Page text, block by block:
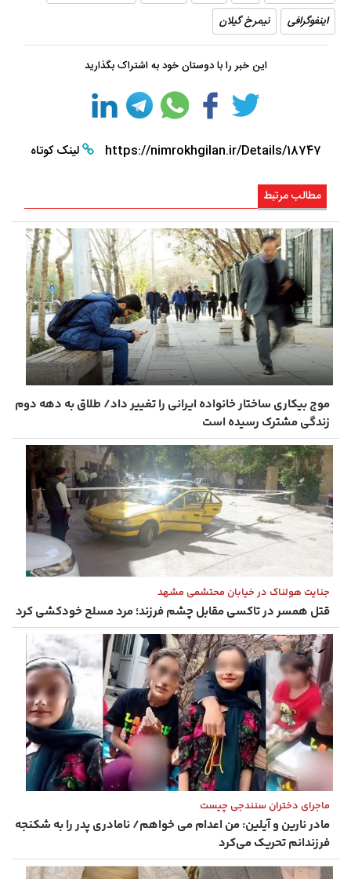
اینفوگرافی
نیمرخ گیلان
این خبر را با دوستان خود به اشتراک بگذارید
https://nimrokhgilan.ir/Details/18747 لینک کوتاه
مطالب مرتبط
موج بیکاری ساختار خانواده ایرانی را تغییر داد/ طلاق به دهه دوم
زندگی مشترک رسیده است
جنایت هولناک در خیابان محتشمی مشهد
قتل همسر در تاکسی مقابل چشم فرزند؛ مرد مسلح خودکشی کرد
ماجرای دختران سنندجی چیست
مادر نارین و آیلین: من اعدام می خواهم/ نامادری پدر را به شکنجه
فرزندانم تحریک می‌کرد